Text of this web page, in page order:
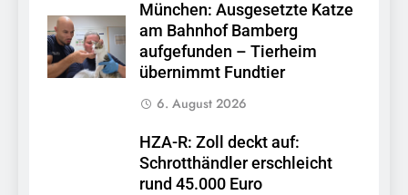
München: Ausgesetzte Katze
am Bahnhof Bamberg
aufgefunden – Tierheim
übernimmt Fundtier
6. August 2026
HZA-R: Zoll deckt auf:
Schrotthändler erschleicht
rund 45.000 Euro